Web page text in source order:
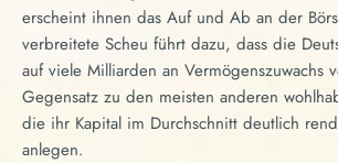
erscheint ihnen das Auf und Ab an der
verbreitete Scheu führt dazu, dass die
auf viele Milliarden an Vermögenszuwachs
Gegensatz zu den meisten anderen
die ihr Kapital im Durchschnitt deutlich
anlegen.